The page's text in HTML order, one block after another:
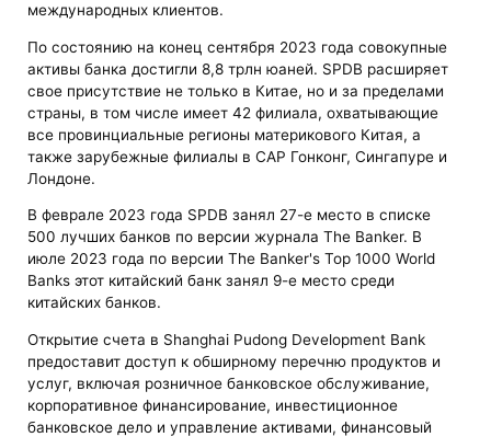
международных клиентов.
По состоянию на конец сентября 2023 года совокупные
активы банка достигли 8,8 трлн юаней. SPDB расширяет
свое присутствие не только в Китае, но и за пределами
страны, в том числе имеет 42 филиала, охватывающие
все провинциальные регионы материкового Китая, а
также зарубежные филиалы в САР Гонконг, Сингапуре и
Лондоне.
В феврале 2023 года SPDB занял 27-е место в списке
500 лучших банков по версии журнала The Banker. В
июле 2023 года по версии The Banker's Top 1000 World
Banks этот китайский банк занял 9-е место среди
китайских банков.
Открытие счета в Shanghai Pudong Development Bank
предоставит доступ к обширному перечню продуктов и
услуг, включая розничное банковское обслуживание,
корпоративное финансирование, инвестиционное
банковское дело и управление активами, финансовый